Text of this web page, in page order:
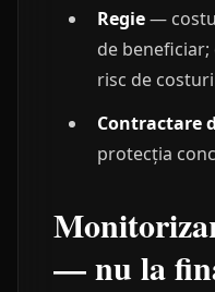
Regie—
de
risc de
Contractare
protecția
— nu la